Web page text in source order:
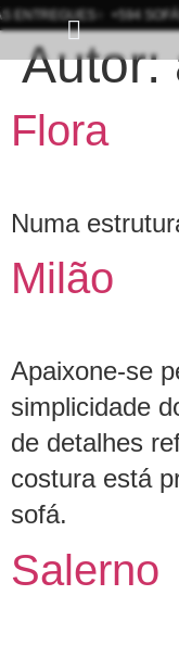
+594 SOFÁS
Autor:
Flora
Numa
Milão
Apaixone-se
simplicidade
de detalhes
costura está
sofá.
Salerno